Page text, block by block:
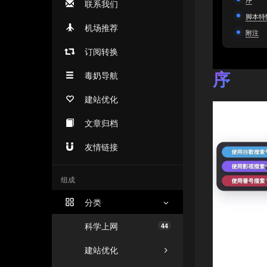
联系我们
机场推荐
订阅转换
毒奶导航
建站优化
文章归档
友情链接
组成
分类
44
科学上网
建站优化
脚本特
附注
序